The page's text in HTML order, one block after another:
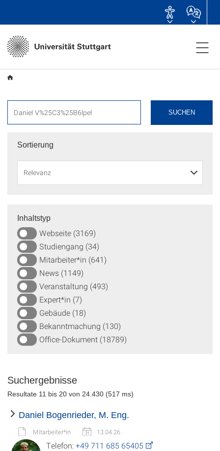
SUCHEN
Sortierung
Inhaltstyp
Webseite (3169)
Studiengang (34)
Mitarbeiter*in (641)
News (1149)
Veranstaltung (493)
Expert*in (7)
Gebäude (18)
Bekanntmachung (130)
Office-Dokument (18789)
Suchergebnisse
Resultate 11 bis 20 von 24.430 (517 ms)
Daniel Bogenrieder, M. Eng.
Mitarbeiter*in 13.04.26
Telefon:+49 711 685 65405